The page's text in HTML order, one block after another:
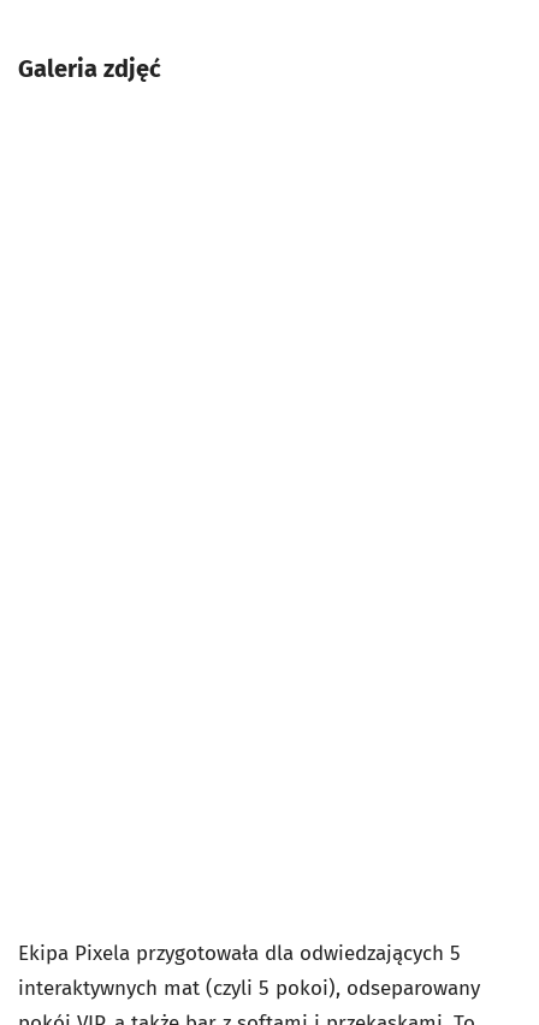
Galeria zdjęć
Ekipa Pixela przygotowała dla odwiedzających 5
interaktywnych mat (czyli 5 pokoi), odseparowany